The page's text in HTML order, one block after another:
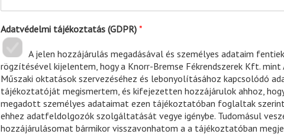
Adatvédelmi tájékoztatás (GDPR) *
A jelen hozzájárulás megadásával és személyes adataim
rögzítésével kijelentem, hogy a Knorr-Bremse Fékrendszerek Kft. mint
Műszaki oktatások szervezéséhez és lebonyolításához kapcsolódó
tájékoztatóját megismertem, és kifejezetten hozzájárulok ahhoz,
megadott személyes adataimat ezen tájékoztatóban foglaltak
ehhez adatfeldolgozók szolgáltatását vegye igénybe. Tudomásul
hozzájárulásomat bármikor visszavonhatom a a tájékoztatóban